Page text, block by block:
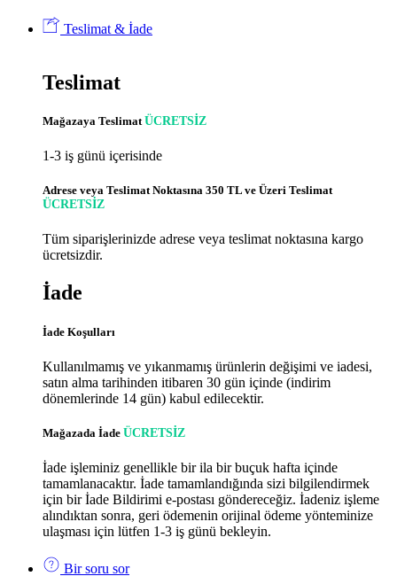
Teslimat & İade
Teslimat
Mağazaya Teslimat ÜCRETSİZ
1-3 iş günü içerisinde
Adrese veya Teslimat Noktasına 350 TL ve Üzeri Teslimat
ÜCRETSİZ
Tüm siparişlerinizde adrese veya teslimat noktasına kargo
ücretsizdir.
İade
İade Koşulları
Kullanılmamış ve yıkanmamış ürünlerin değişimi ve iadesi,
satın alma tarihinden itibaren 30 gün içinde (indirim
dönemlerinde 14 gün) kabul edilecektir.
Mağazada İade ÜCRETSİZ
İade işleminiz genellikle bir ila bir buçuk hafta içinde
tamamlanacaktır. İade tamamlandığında sizi bilgilendirmek
için bir İade Bildirimi e-postası göndereceğiz. İadeniz işleme
alındıktan sonra, geri ödemenin orijinal ödeme yönteminize
ulaşması için lütfen 1-3 iş günü bekleyin.
Bir soru sor